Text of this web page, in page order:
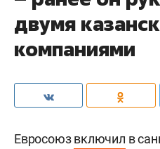
двумя
компаниями
Евросоюзвключил в